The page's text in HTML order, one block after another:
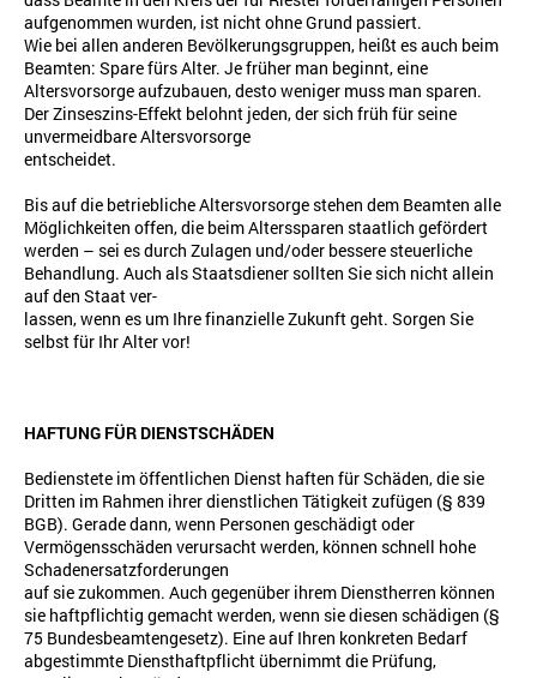
aufgenommen wurden, ist nicht ohne Grund passiert.
Wie bei allen anderen Bevölkerungsgruppen, heißt es auch beim
Beamten: Spare fürs Alter. Je früher man beginnt, eine
Altersvorsorge aufzubauen, desto weniger muss man sparen.
Der Zinseszins-Effekt belohnt jeden, der sich früh für seine
unvermeidbare Altersvorsorge
entscheidet.
Bis auf die betriebliche Altersvorsorge stehen dem Beamten alle
Möglichkeiten offen, die beim Alterssparen staatlich gefördert
werden – sei es durch Zulagen und/oder bessere steuerliche
Behandlung. Auch als Staatsdiener sollten Sie sich nicht allein
auf den Staat ver-
lassen, wenn es um Ihre finanzielle Zukunft geht. Sorgen Sie
selbst für Ihr Alter vor!
HAFTUNG FÜR DIENSTSCHÄDEN
Bedienstete im öffentlichen Dienst haften für Schäden, die sie
Dritten im Rahmen ihrer dienstlichen Tätigkeit zufügen (§ 839
BGB). Gerade dann, wenn Personen geschädigt oder
Vermögensschäden verursacht werden, können schnell hohe
Schadenersatzforderungen
auf sie zukommen. Auch gegenüber ihrem Dienstherren können
sie haftpflichtig gemacht werden, wenn sie diesen schädigen (§
75 Bundesbeamtengesetz). Eine auf Ihren konkreten Bedarf
abgestimmte Diensthaftpflicht übernimmt die Prüfung,